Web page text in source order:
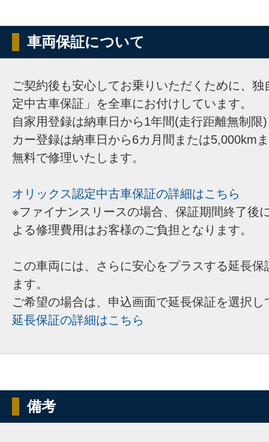
車両保証について
ご契約後も安心してお乗りいただくために、
定中古車保証」を全車にお付けしています。
自家用登録は納車日から1年間(走行距離無制限
カー登録は納車日から6カ月間または5,000km
無料で修理いたします。
オリックス認定中古車保証の詳細はこちら
※ファイナンスリースの場合、保証期間終了後
よる修理費用はお客様のご負担となります。
この車両には、さらに安心をプラスする延長
ます。
ご希望の場合は、申込画面で延長保証を選択し
延長保証の詳細はこちら
備考